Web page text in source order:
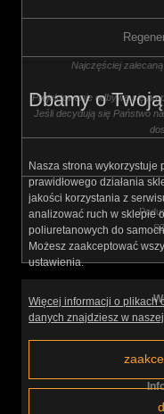
Najczęściej
Projektowanie odbywa się na
Jeśli decydują się Państwo
Dbamy o
Nasza strona
prawidłowego działania
jakości korzystania z
analizować ruch w sklepie
poliuretanowych do
Możesz zaakceptować
ustawienia.
Więcej informacji o plikach
danych znajdziesz w